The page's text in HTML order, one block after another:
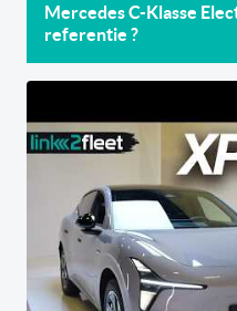
Mercedes C-Klasse
referentie ?